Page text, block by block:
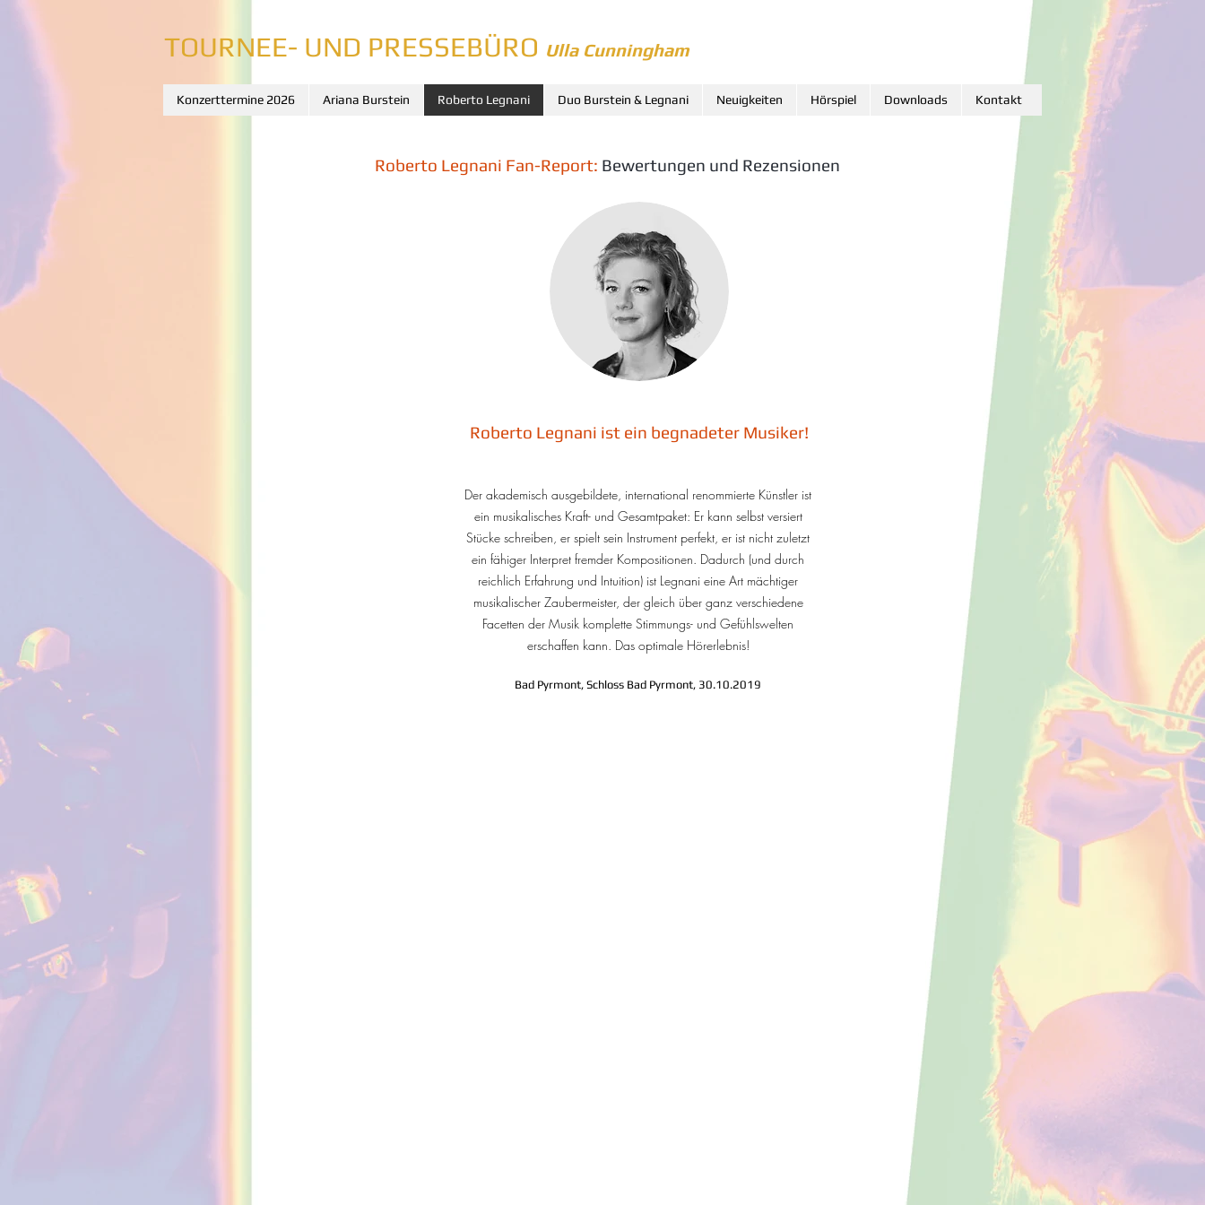
TOURNEE- UND PRESSEBÜRO Ulla Cunningham
Konzerttermine 2026 Ariana Burstein Roberto Legnani Duo Burstein & Legnani Neuigkeiten Hörspiel Downloads Kontakt
Roberto Legnani Fan-Report: Bewertungen und Rezensionen
Roberto Legnani ist ein begnadeter Musiker!
Der akademisch ausgebildete, international renommierte Künstler ist
ein musikalisches Kraft- und Gesamtpaket: Er kann selbst versiert
Stücke schreiben, er spielt sein Instrument perfekt, er ist nicht zuletzt
ein fähiger Interpret fremder Kompositionen. Dadurch (und durch
reichlich Erfahrung und Intuition) ist Legnani eine Art mächtiger
musikalischer Zaubermeister, der gleich über ganz verschiedene
Facetten der Musik komplette Stimmungs- und Gefühlswelten
erschaffen kann. Das optimale Hörerlebnis!
Bad Pyrmont, Schloss Bad Pyrmont, 30.10.2019